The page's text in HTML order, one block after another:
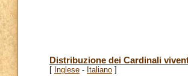
Distribuzione dei Cardinali
[ Inglese - Italiano ]